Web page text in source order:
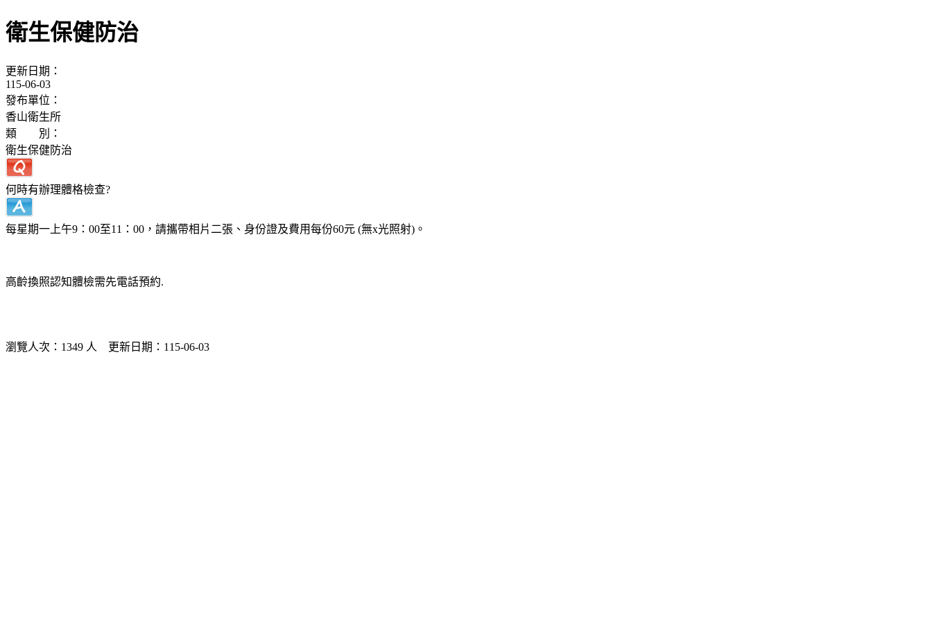
衛生保健防治
更新日期：
115-06-03
發布單位：
香山衛生所
類 別：
衛生保健防治
何時有辦理體格檢查?
每星期一上午9：00至11：00，請攜帶相片二張、身份證及費用每份60元 (無x光照射)。
高齡換照認知體檢需先電話預約.
瀏覽人次：1349 人 更新日期：115-06-03